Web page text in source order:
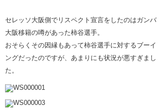
セレッソ大阪側でリスペクト宣言をしたのはガンバ
大阪移籍の噂があった柿谷選手。
おそらくその因縁もあって柿谷選手に対するブーイ
ングだったのですが、あまりにも状況が悪すぎまし
た。